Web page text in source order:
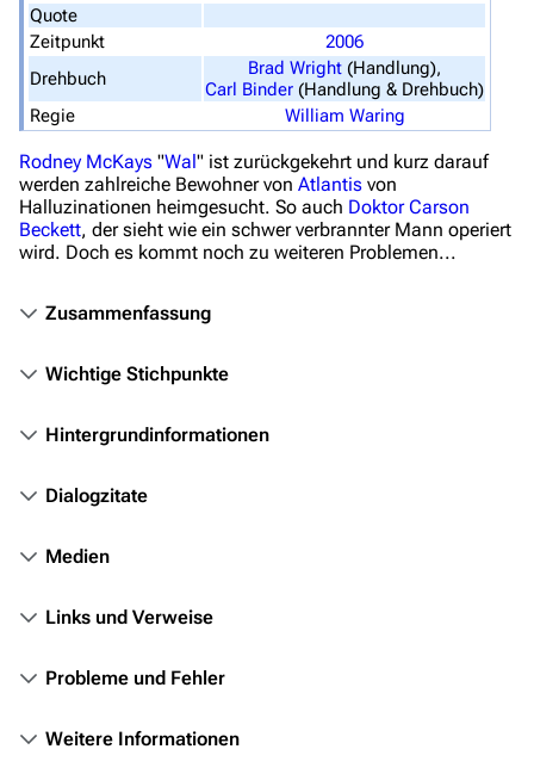
Von A bis Z
Zufälliger Artikel
Datei hochladen
Filme und Serien
Überblick
Stargate Universe
Stargate Origins
Das Stargate-Universum
Völker
Quote
Zeitpunkt
2006
Drehbuch
Brad Wright (Handlung),
Carl Binder (Handlung & Drehbuch)
Regie
William Waring
Rodney McKays "Wal" ist zurückgekehrt und kurz darauf
werden zahlreiche Bewohner von Atlantis von
Halluzinationen heimgesucht. So auch Doktor Carson
Beckett, der sieht wie ein schwer verbrannter Mann operiert
wird. Doch es kommt noch zu weiteren Problemen...
Zusammenfassung
Wichtige Stichpunkte
Hintergrundinformationen
Dialogzitate
Medien
Links und Verweise
Probleme und Fehler
Weitere Informationen